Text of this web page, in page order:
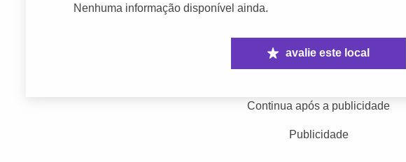
Nenhuma informação disponível ainda.
avalie este local
Continua após a publicidade
Publicidade